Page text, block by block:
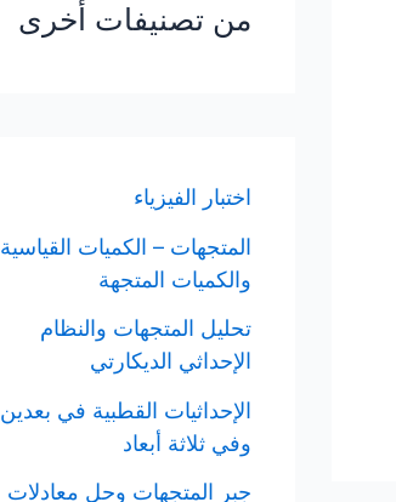
من تصنيفات أخرى
اختبار الفيزياء
المتجهات – الكميات القياسية
والكميات المتجهة
تحليل المتجهات والنظام
الإحداثي الديكارتي
الإحداثيات القطبية في بعدين
وفي ثلاثة أبعاد
جبر المتجهات وحل معادلات